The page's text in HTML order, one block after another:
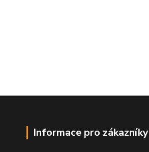
Informace pro zákazníky